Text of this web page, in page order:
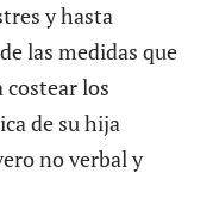
y hasta
las medidas que
los
de su hija
no verbal y